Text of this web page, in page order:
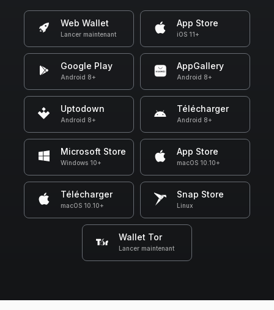
Web Wallet
Lancer maintenant
App Store
iOS 11+
Google Play
Android 8+
AppGallery
Android 8+
Uptodown
Android 8+
Télécharger
Android 8+
Microsoft Store
Windows 10+
App Store
macOS 10.10+
Télécharger
macOS 10.10+
Snap Store
Linux
Wallet Tor
Lancer maintenant